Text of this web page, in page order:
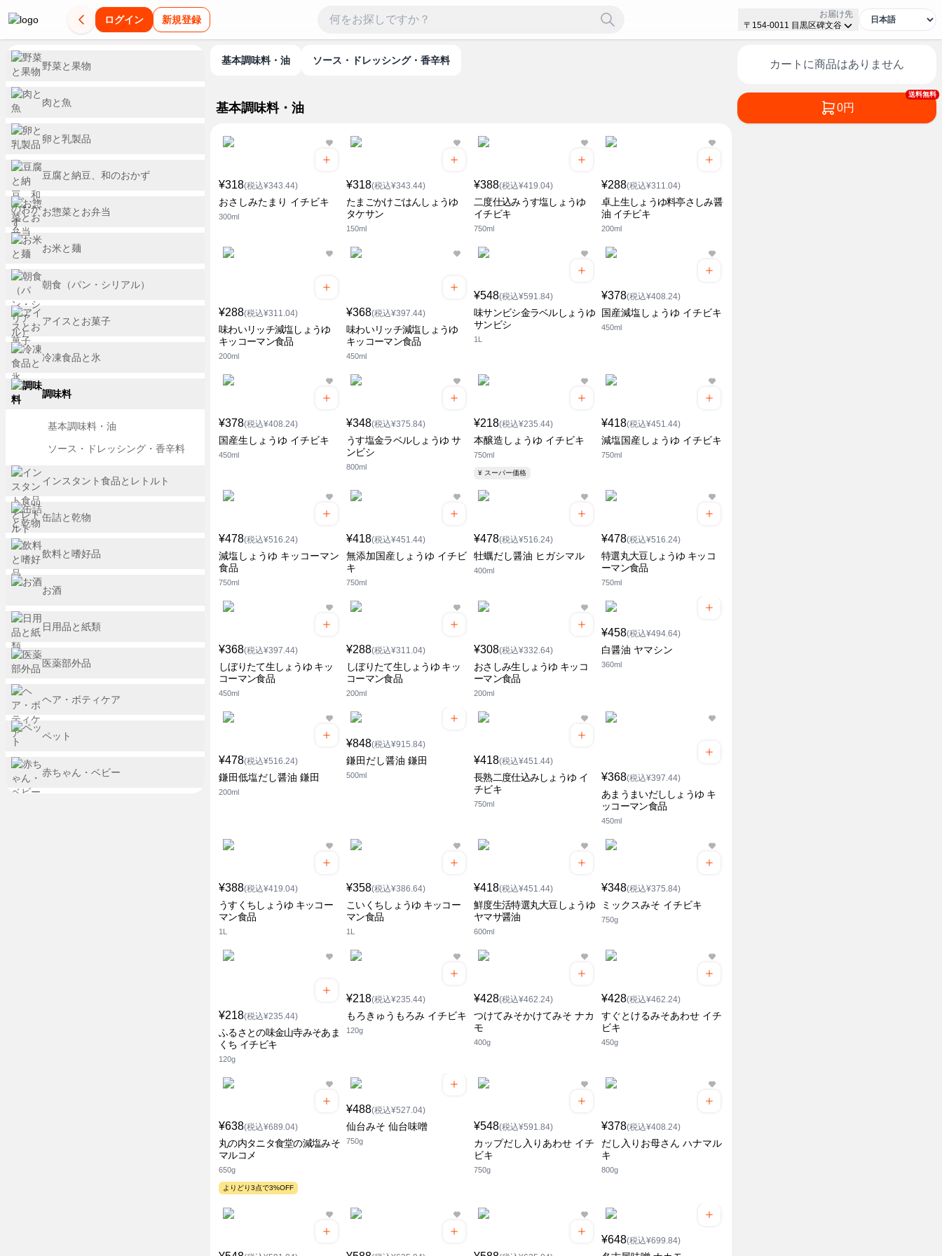
ログイン 新規登録
お届け先
〒154-0011 目黒区碑文谷
基本調味料・油 ソース・ドレッシング・香辛料
基本調味料・油
¥318(税込¥343.44)
おさしみたまり イチビキ
300ml
¥318(税込¥343.44)
たまごかけごはんしょうゆ
タケサン
150ml
¥388(税込¥419.04)
二度仕込みうす塩しょうゆ
イチビキ
750ml
¥288(税込¥311.04)
卓上生しょうゆ料亭さしみ醤
油 イチビキ
200ml
¥288(税込¥311.04)
味わいリッチ減塩しょうゆ
キッコーマン食品
200ml
¥368(税込¥397.44)
味わいリッチ減塩しょうゆ
キッコーマン食品
450ml
¥548(税込¥591.84)
味サンビシ金ラベルしょうゆ
サンビシ
1L
¥378(税込¥408.24)
国産減塩しょうゆ イチビキ
450ml
¥378(税込¥408.24)
国産生しょうゆ イチビキ
450ml
¥348(税込¥375.84)
うす塩金ラベルしょうゆ サ
ンビシ
800ml
¥218(税込¥235.44)
本醸造しょうゆ イチビキ
750ml
¥ スーパー価格
¥418(税込¥451.44)
減塩国産しょうゆ イチビキ
750ml
¥478(税込¥516.24)
減塩しょうゆ キッコーマン
食品
750ml
¥418(税込¥451.44)
無添加国産しょうゆ イチビ
キ
750ml
¥478(税込¥516.24)
牡蠣だし醤油 ヒガシマル
400ml
¥478(税込¥516.24)
特選丸大豆しょうゆ キッコ
ーマン食品
750ml
¥368(税込¥397.44)
しぼりたて生しょうゆ キッ
コーマン食品
450ml
¥288(税込¥311.04)
しぼりたて生しょうゆ キッ
コーマン食品
200ml
¥308(税込¥332.64)
おさしみ生しょうゆ キッコ
ーマン食品
200ml
¥458(税込¥494.64)
白醤油 ヤマシン
360ml
¥478(税込¥516.24)
鎌田低塩だし醤油 鎌田
200ml
¥848(税込¥915.84)
鎌田だし醤油 鎌田
500ml
¥418(税込¥451.44)
長熟二度仕込みしょうゆ イ
チビキ
750ml
¥368(税込¥397.44)
あまうまいだししょうゆ キ
ッコーマン食品
450ml
¥388(税込¥419.04)
うすくちしょうゆ キッコー
マン食品
1L
¥358(税込¥386.64)
こいくちしょうゆ キッコー
マン食品
1L
¥418(税込¥451.44)
鮮度生活特選丸大豆しょうゆ
ヤマサ醤油
600ml
¥348(税込¥375.84)
ミックスみそ イチビキ
750g
¥218(税込¥235.44)
ふるさとの味金山寺みそあま
くち イチビキ
120g
¥218(税込¥235.44)
もろきゅうもろみ イチビキ
120g
¥428(税込¥462.24)
つけてみそかけてみそ ナカ
モ
400g
¥428(税込¥462.24)
すぐとけるみそあわせ イチ
ビキ
450g
¥638(税込¥689.04)
丸の内タニタ食堂の減塩みそ
マルコメ
650g
よりどり3点で3%OFF
¥488(税込¥527.04)
仙台みそ 仙台味噌
750g
¥548(税込¥591.84)
カップだし入りあわせ イチ
ビキ
750g
¥378(税込¥408.24)
だし入りお母さん ハナマル
キ
800g
¥648(税込¥699.84)
カートに商品はありません
送料無料
0円
野菜と果物
肉と魚
卵と乳製品
豆腐と納豆、和のおかず
お惣菜とお弁当
お米と麺
朝食（パン・シリアル）
アイスとお菓子
冷凍食品と氷
調味料
基本調味料・油
ソース・ドレッシング・香辛料
インスタント食品とレトルト
缶詰と乾物
飲料と嗜好品
お酒
日用品と紙類
医薬部外品
ヘア・ボティケア
ペット
赤ちゃん・ベビー